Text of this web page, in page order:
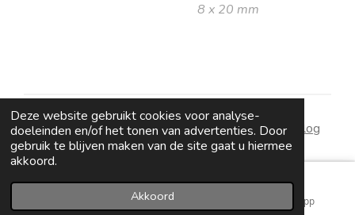
Deze website gebruikt cookies voor analyse-
doeleinden en/of het tonen van advertenties. Door
gebruik te blijven maken van de site gaat u hiermee
akkoord.
Akkoord
8 x 20 mm
algemene voorwaarden|wie zijn wij|contact| blog
Instagram WhatsApp